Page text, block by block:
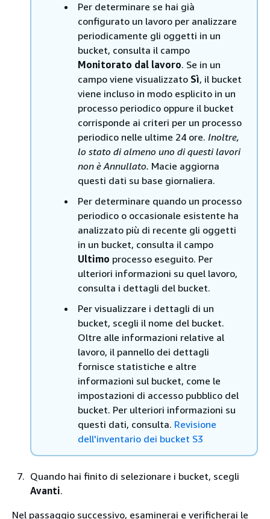
Per determinare se hai già
configurato un lavoro per analizzare
periodicamente gli oggetti in un
bucket, consulta il campo
Monitorato dal lavoro. Se in un
campo viene visualizzato Sì, il bucket
viene incluso in modo esplicito in un
processo periodico oppure il bucket
corrisponde ai criteri per un processo
periodico nelle ultime 24 ore. Inoltre,
lo stato di almeno uno di questi lavori
non è Annullato. Macie aggiorna
questi dati su base giornaliera.
Per determinare quando un processo
periodico o occasionale esistente ha
analizzato più di recente gli oggetti
in un bucket, consulta il campo
Ultimo processo eseguito. Per
ulteriori informazioni su quel lavoro,
consulta i dettagli del bucket.
Per visualizzare i dettagli di un
bucket, scegli il nome del bucket.
Oltre alle informazioni relative al
lavoro, il pannello dei dettagli
fornisce statistiche e altre
informazioni sul bucket, come le
impostazioni di accesso pubblico del
bucket. Per ulteriori informazioni su
questi dati, consulta. Revisione
dell'inventario dei bucket S3
Quando hai finito di selezionare i bucket, scegli
Avanti.
Nel passaggio successivo, esaminerai e verificherai le